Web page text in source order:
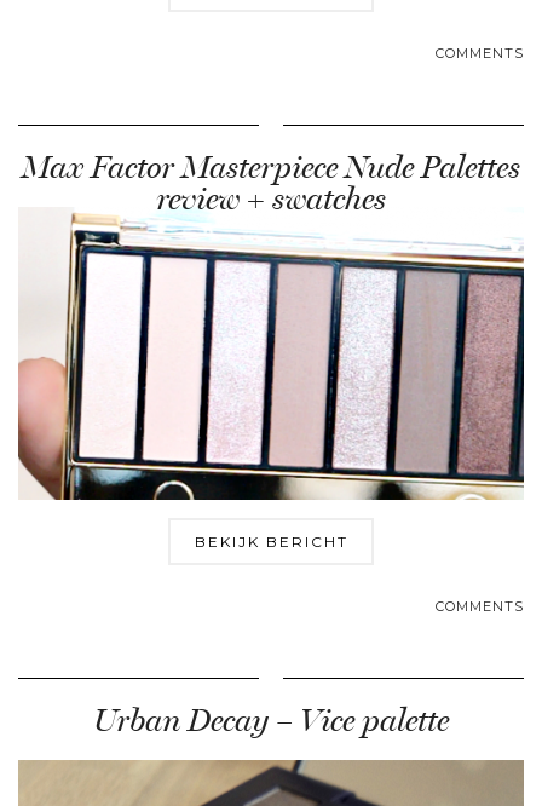
COMMENTS
Max Factor Masterpiece Nude Palettes
review + swatches
BEKIJK BERICHT
COMMENTS
Urban Decay – Vice palette